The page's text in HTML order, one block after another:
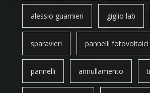
alessio guarnieri giglio lab
sparavieri pannelli fotovoltaici
pannelli annullamento